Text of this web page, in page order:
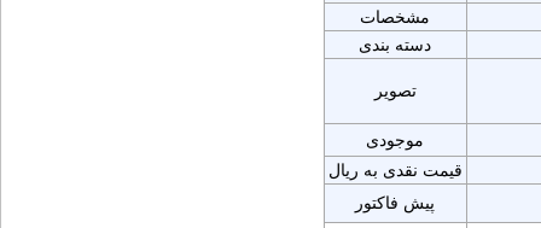
مشخصات
دسته بندی
تصویر
موجودی
قیمت نقدی به ریال
پیش فاکتور